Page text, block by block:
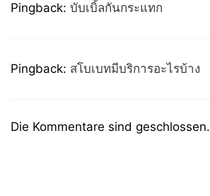
Pingback: บับเบิ้ลกันกระแทก
Pingback: สโบเบทมีบริการอะไรบ้าง
Die Kommentare sind geschlossen.